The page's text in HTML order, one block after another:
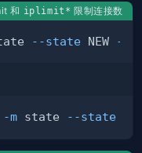
和 iplimit* 限制连接数
--state NEW -p
-m state --state